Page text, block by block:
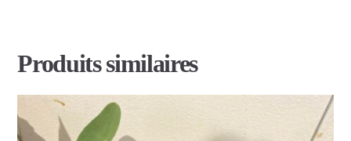
Produits similaires